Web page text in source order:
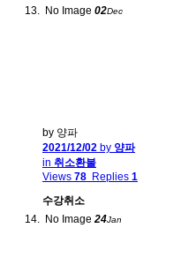
No Image 02Dec
by 양파
2021/12/02 by 양파
in 취소환불
Views 78 Replies 1
수강취소
No Image 24Jan